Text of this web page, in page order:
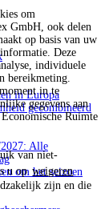
om
GmbH, ook delen
op basis van uw
Deze
individuele
bereikmeting.
in te
gegevens aan
Ruimte
van niet-
u op weigeren
zijn en die
in Europa
gecombineerd
Alle
om het seizoen